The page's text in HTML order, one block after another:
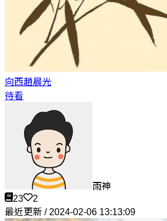
向西趙晨光
待看
雨神
23
2
最近更新 / 2024-02-06 13:13:09